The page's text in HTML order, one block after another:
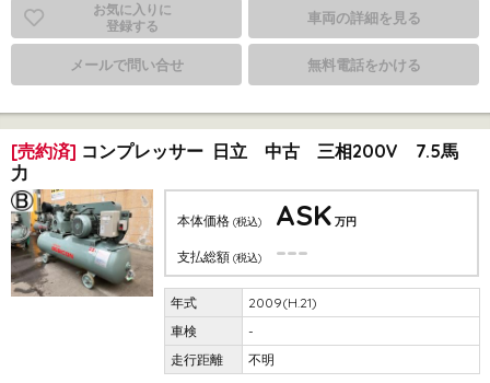
お気に入りに
登録する
車両の詳細を見る
メールで問い合せ 無料電話をかける
[売約済] コンプレッサー 日立 中古 三相200V 7.5馬
力
本体価格 (税込) ASK 万円
支払総額 (税込) ---
2009(H.21)
-
不明